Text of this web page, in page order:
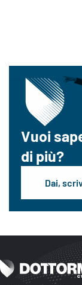
Vuoi
di più?
Dai,